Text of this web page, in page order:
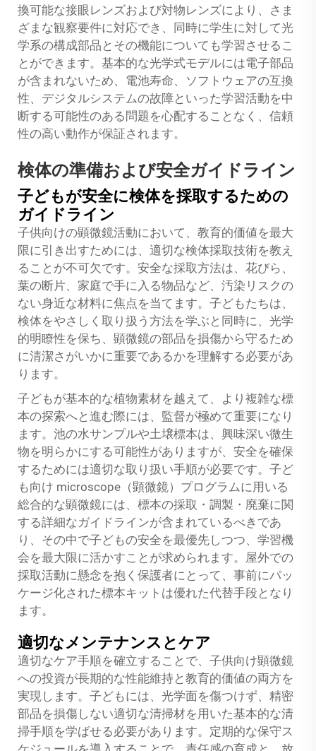
換可能な接眼レンズおよび対物レンズにより、さま
ざまな観察要件に対応でき、同時に学生に対して光
学系の構成部品とその機能についても学習させるこ
とができます。基本的な光学式モデルには電子部品
が含まれないため、電池寿命、ソフトウェアの互換
性、デジタルシステムの故障といった学習活動を中
断する可能性のある問題を心配することなく、信頼
性の高い動作が保証されます。
検体の準備および安全ガイドライン
子どもが安全に検体を採取するための
ガイドライン
子供向けの顕微鏡活動において、教育的価値を最大
限に引き出すためには、適切な検体採取技術を教え
ることが不可欠です。安全な採取方法は、花びら、
葉の断片、家庭で手に入る物品など、汚染リスクの
ない身近な材料に焦点を当てます。子どもたちは、
検体をやさしく取り扱う方法を学ぶと同時に、光学
的明瞭性を保ち、顕微鏡の部品を損傷から守るため
に清潔さがいかに重要であるかを理解する必要があ
ります。
子どもが基本的な植物素材を越えて、より複雑な標
本の探索へと進む際には、監督が極めて重要になり
ます。池の水サンプルや土壌標本は、興味深い微生
物を明らかにする可能性がありますが、安全を確保
するためには適切な取り扱い手順が必要です。子ど
も向け microscope（顕微鏡）プログラムに用いる
総合的な顕微鏡には、標本の採取・調製・廃棄に関
する詳細なガイドラインが含まれているべきであ
り、その中で子どもの安全を最優先しつつ、学習機
会を最大限に活かすことが求められます。屋外での
採取活動に懸念を抱く保護者にとって、事前にパッ
ケージ化された標本キットは優れた代替手段となり
ます。
適切なメンテナンスとケア
適切なケア手順を確立することで、子供向け顕微鏡
への投資が長期的な性能維持と教育的価値の両方を
実現します。子どもには、光学面を傷つけず、精密
部品を損傷しない適切な清掃材を用いた基本的な清
掃手順を学ばせる必要があります。定期的な保守ス